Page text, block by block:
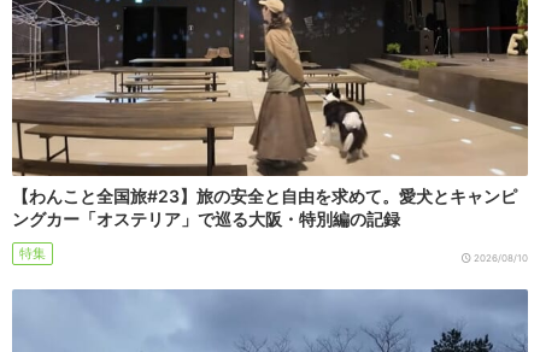
【わんこと全国旅#23】旅の安全と自由を求めて。愛犬とキャンピ
ングカー「オステリア」で巡る大阪・特別編の記録
特集 2026/08/10